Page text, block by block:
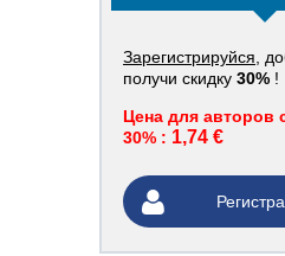
Зарегистрируйся ,
получи скидку 30% !
Цена для авторов
30% : 1,74 €